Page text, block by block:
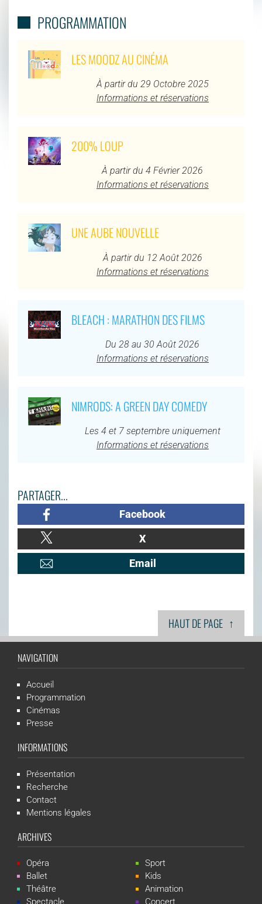
PROGRAMMATION
LES MOODZ AU CINÉMA
À partir du 29 Octobre 2025
Informations et réservations
200% LOUP
À partir du 4 Février 2026
Informations et réservations
UNE AUBE NOUVELLE
À partir du 12 Août 2026
Informations et réservations
BLEACH : MARATHON DES FILMS
Du 28 au 30 Août 2026
Informations et réservations
NIMRODS: A GREEN DAY COMEDY
Les 4 et 7 septembre uniquement
Informations et réservations
PARTAGER...
Facebook
X
Email
HAUT DE PAGE ↑
NAVIGATION
Accueil
Programmation
Cinémas
Presse
INFORMATIONS
Présentation
Recherche
Contact
Mentions légales
ARCHIVES
Opéra
Ballet
Théâtre
Sport
Kids
Animation